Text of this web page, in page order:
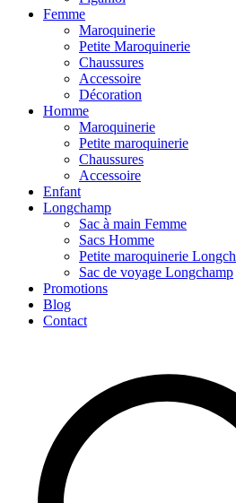
Femme
Maroquinerie
Petite Maroquinerie
Chaussures
Accessoire
Décoration
Homme
Maroquinerie
Petite maroquinerie
Chaussures
Accessoire
Enfant
Longchamp
Sac à main Femme
Sacs Homme
Petite maroquinerie
Sac de voyage Longchamp
Promotions
Blog
Contact